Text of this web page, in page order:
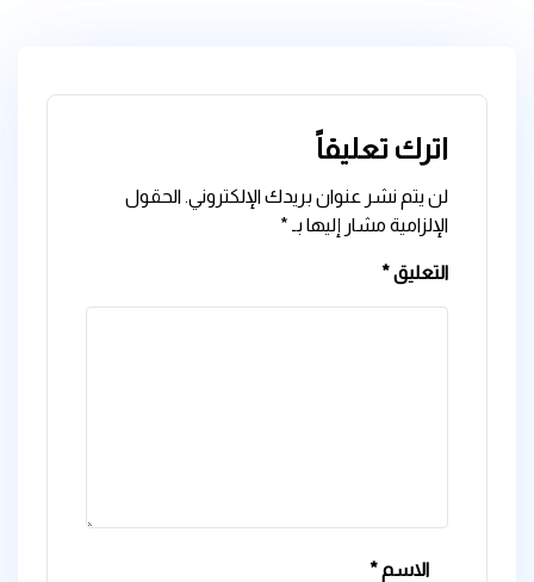
اترك تعليقاً
لن يتم نشر عنوان بريدك الإلكتروني. الحقول
الإلزامية مشار إليها بـ *
التعليق*
الاسم *